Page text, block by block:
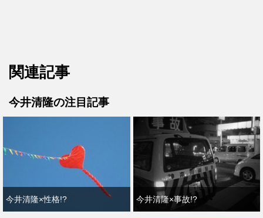
関連記事
今井清隆の注目記事
今井清隆×性格!? 今井清隆×事故!?